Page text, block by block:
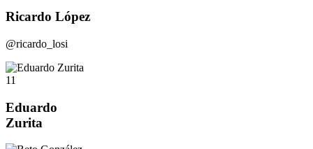
Ricardo López
@ricardo_losi
11
Eduardo
Zurita